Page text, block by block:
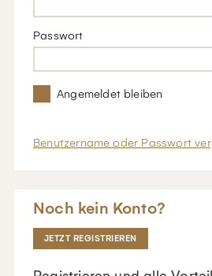
Passwort
Angemeldet bleiben
Benutzername oder Passwort
Noch kein Konto?
JETZT REGISTRIEREN